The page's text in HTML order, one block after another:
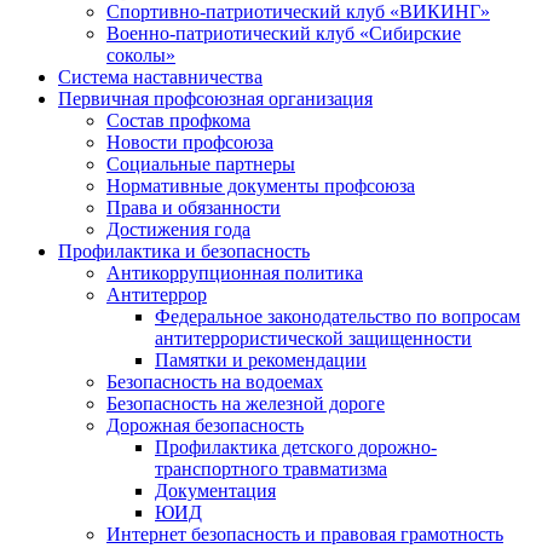
Спортивно-патриотический клуб «ВИКИНГ»
Военно-патриотический клуб «Сибирские
соколы»
Система наставничества
Первичная профсоюзная организация
Состав профкома
Новости профсоюза
Социальные партнеры
Нормативные документы профсоюза
Права и обязанности
Достижения года
Профилактика и безопасность
Антикоррупционная политика
Антитеррор
Федеральное законодательство по вопросам
антитеррористической защищенности
Памятки и рекомендации
Безопасность на водоемах
Безопасность на железной дороге
Дорожная безопасность
Профилактика детского дорожно-
транспортного травматизма
Документация
ЮИД
Интернет безопасность и правовая грамотность